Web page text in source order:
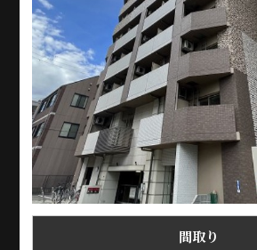
間取り